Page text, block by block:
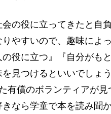
会の役に立ってきたと自
やすいので、趣味によ
役に立つ』『自分がも
見つけるといいでしょ
有償のボランティアが
なら学童で本を読み聞